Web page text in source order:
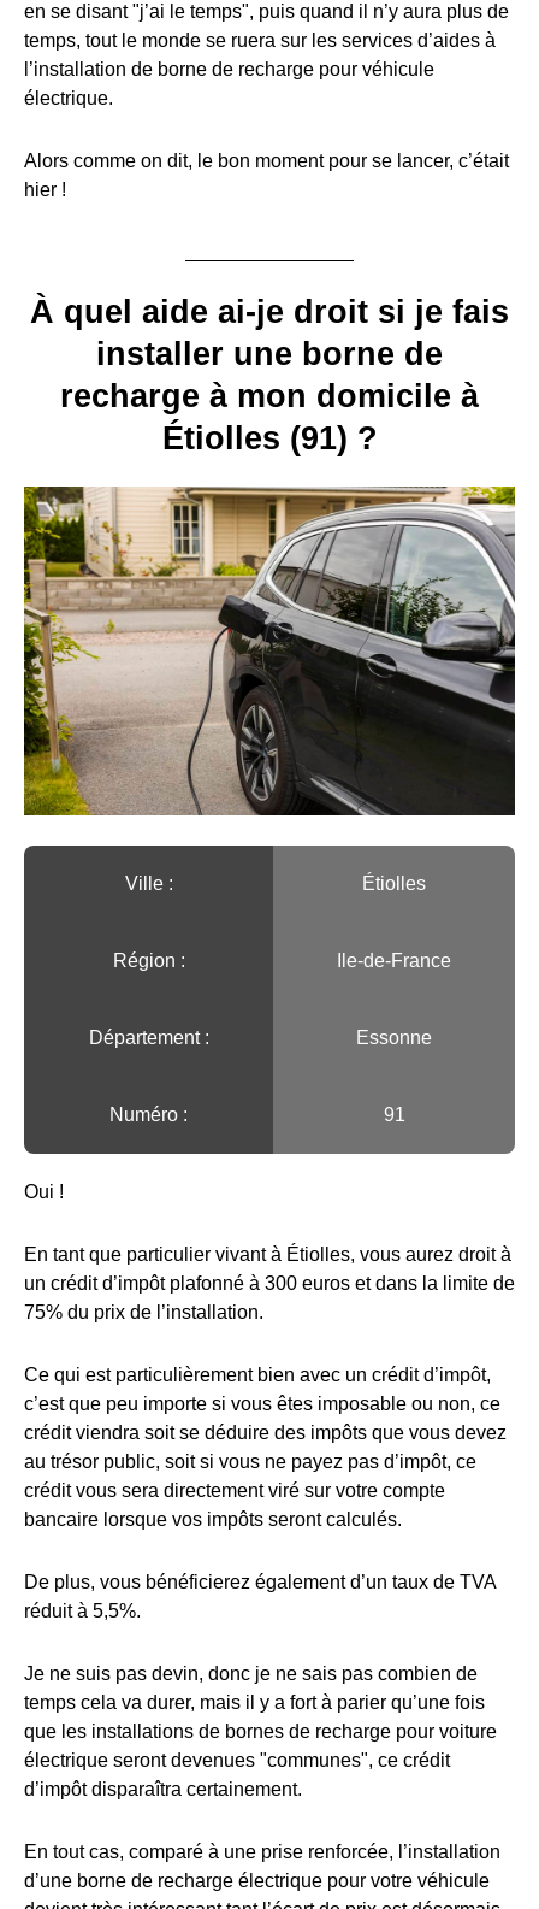
en se disant "j’ai le temps", puis quand il n’y aura plus de
temps, tout le monde se ruera sur les services d’aides à
l’installation de borne de recharge pour véhicule
électrique.
Alors comme on dit, le bon moment pour se lancer, c’était
hier !
À quel aide ai-je droit si je fais
installer une borne de
recharge à mon domicile à
Étiolles (91) ?
Ville :️ Étiolles
Région :️ Ile-de-France
Département : Essonne
Numéro : 91
Oui !
En tant que particulier vivant à Étiolles, vous aurez droit à
un crédit d’impôt plafonné à 300 euros et dans la limite de
75% du prix de l’installation.
Ce qui est particulièrement bien avec un crédit d’impôt,
c’est que peu importe si vous êtes imposable ou non, ce
crédit viendra soit se déduire des impôts que vous devez
au trésor public, soit si vous ne payez pas d’impôt, ce
crédit vous sera directement viré sur votre compte
bancaire lorsque vos impôts seront calculés.
De plus, vous bénéficierez également d’un taux de TVA
réduit à 5,5%.
Je ne suis pas devin, donc je ne sais pas combien de
temps cela va durer, mais il y a fort à parier qu’une fois
que les installations de bornes de recharge pour voiture
électrique seront devenues "communes", ce crédit
d’impôt disparaîtra certainement.
En tout cas, comparé à une prise renforcée, l’installation
d’une borne de recharge électrique pour votre véhicule